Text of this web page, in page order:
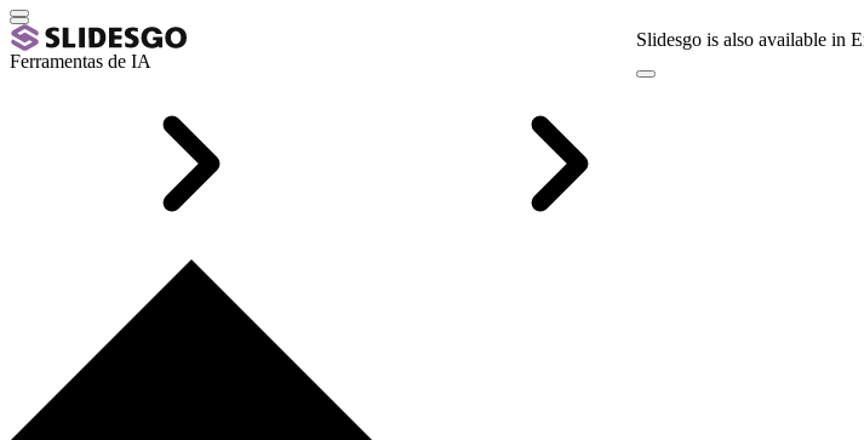
Slidesgo is also available in
Ferramentas de IA